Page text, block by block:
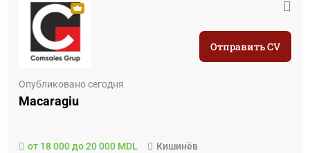
Опубликовано сегодня
Macaragiu
от 18 000 до 20 000 MDL Кишинёв
Отправить CV